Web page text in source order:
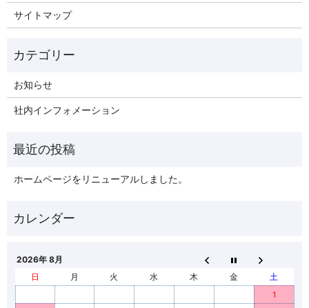
サイトマップ
お知らせ
社内インフォメーション
ホームページをリニューアルしました。
2026年 8月
日
月 火 水 木 金
土
1